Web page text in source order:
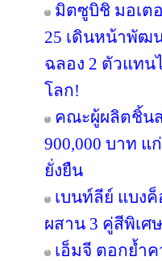
มิตซูบิชิ มอเต
25 เดินหน้าพัฒ
ฉลอง 2 ตัวแทน
โลก!
คณะผู้ผลิตชิ้น
900,000 บาท แ
ยั่งยืน
เบนท์ลีย์ แบงค็
ผสาน 3 คู่สีพิเศ
เอ็มจี ตอกย้ำ